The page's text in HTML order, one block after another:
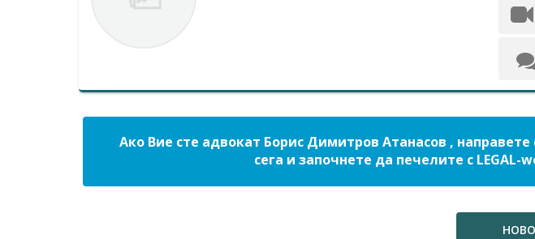
Ако Вие сте адвокат Борис Димитров Атанасов , направете
сега и започнете да печелите с LEGAL-